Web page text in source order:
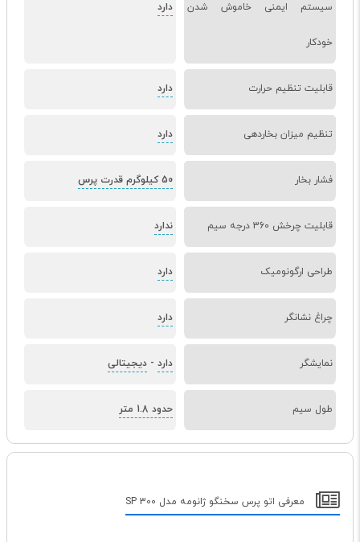
سیستم ایمنی خاموش شدن
خودکار
دارد
قابلیت تنظیم حرارت دارد
تنظیم میزان بخاردهی دارد
فشار بخار 50 کیلوگرم قدرت پرس
قابلیت چرخش 360 درجه سیم ندارد
طراحی ارگونومیک دارد
چراغ نشانگر دارد
نمایشگر دارد - دیجیتالی
طول سیم حدود 1.8 متر
معرفی اتو پرس سخنگو ژانومه مدل SP 300